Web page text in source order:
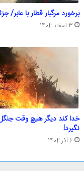
برخورد مرگبار قطار با عابر/
3 اسفند 1404
خدا کند دیگر هیچ وقت
نگیرد!
6 آذر 1404